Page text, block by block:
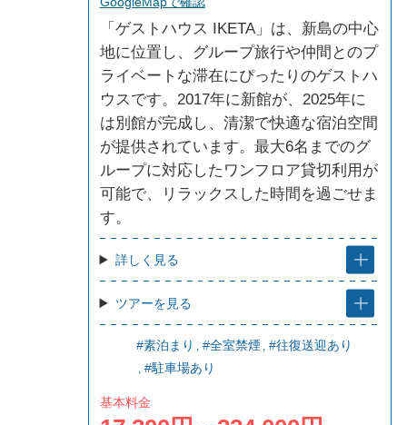
「ゲストハウス IKETA」は、新島の中心
地に位置し、グループ旅行や仲間とのプ
ライベートな滞在にぴったりのゲストハ
ウスです。2017年に新館が、2025年に
は別館が完成し、清潔で快適な宿泊空間
が提供されています。最大6名までのグ
ループに対応したワンフロア貸切利用が
可能で、リラックスした時間を過ごせま
す。
詳しく見る
ツアーを見る
#素泊まり #全室禁煙 #往復送迎あり
#駐車場あり
基本料金